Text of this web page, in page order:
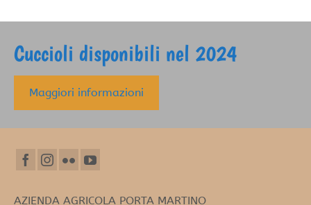
Cuccioli disponibili nel 2024
Maggiori informazioni
AZIENDA AGRICOLA PORTA MARTINO